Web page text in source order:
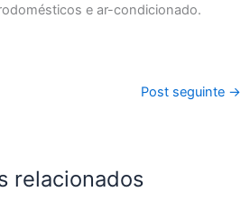
e ar-condicionado.
Post seguinte →
relacionados